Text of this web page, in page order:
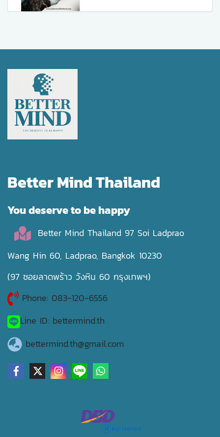
Better Mind Thailand
You deserve to be happy
Better Mind Thailand 97 Soi Ladprao
Wang Hin 60, Ladprao, Bangkok 10230
(97 ซอยลาดพร้าว วังหิน 60 กรุงเทพฯ)
Phone: 083-120-6556
Line ID: bettermind.th
bettermind.th@gmail.com